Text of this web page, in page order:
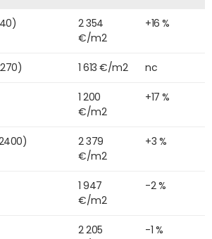
2 354
€/m2
+16 %
1 613 €/m2 nc
1 200
€/m2
+17 %
2 379
€/m2
+3 %
1 947
€/m2
-2 %
2 205
-1 %